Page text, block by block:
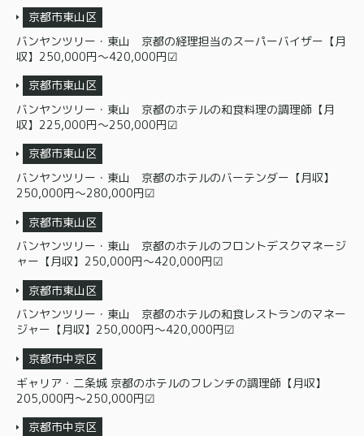
京都市東山区
バンヤンツリー・東山 京都の経理担当のスーパーバイザー【月
収】250,000円～420,000円☑
京都市東山区
バンヤンツリー・東山 京都のホテルの和食料理の調理師【月
収】225,000円～250,000円☑
京都市東山区
バンヤンツリー・東山 京都のホテルのバーテンダー【月収】
250,000円～280,000円☑
京都市東山区
バンヤンツリー・東山 京都のホテルのフロントデスクマネージ
ャー【月収】250,000円～420,000円☑
京都市東山区
バンヤンツリー・東山 京都のホテルの和食レストランのマネー
ジャー【月収】250,000円～420,000円☑
京都市中京区
ギャリア・二条城 京都のホテルのフレンチの調理師【月収】
205,000円～250,000円☑
京都市中京区